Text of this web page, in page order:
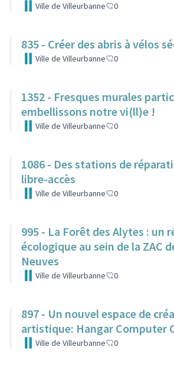
Ville de Villeurbanne 0
835 - Créer des abris à vélos
Ville de Villeurbanne 0
1352 - Fresques murales
embellissons notre vi(ll)e !
Ville de Villeurbanne 0
1086 - Des stations de
libre-accès
Ville de Villeurbanne 0
995 - La Forêt des Alytes : un
écologique au sein de la ZAC
Neuves
Ville de Villeurbanne 0
897 - Un nouvel espace de
artistique: Hangar Computer
Ville de Villeurbanne 0